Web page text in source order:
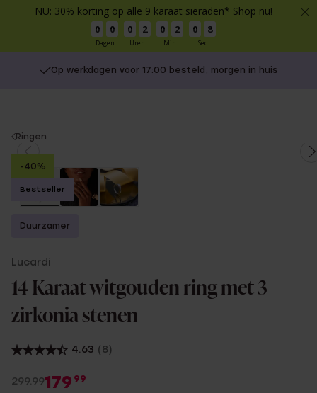
NU: 30% korting op alle 9 karaat sieraden* Shop nu!
0 0
Dagen
0 2
Uren
0 2
Min
0 7
Sec
Op werkdagen voor 17:00 besteld, morgen in huis
You
are
here:
Ringen
-40%
Bestseller
Duurzamer
Lucardi
14 Karaat witgouden ring met 3
zirkonia stenen
4.63 (8)
299.99179 99